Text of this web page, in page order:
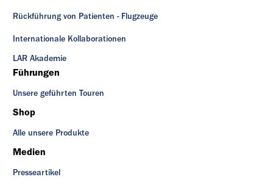
Rückführung von Patienten - Flugzeuge
Internationale Kollaborationen
LAR Akademie
Führungen
Unsere geführten Touren
Shop
Alle unsere Produkte
Medien
Presseartikel